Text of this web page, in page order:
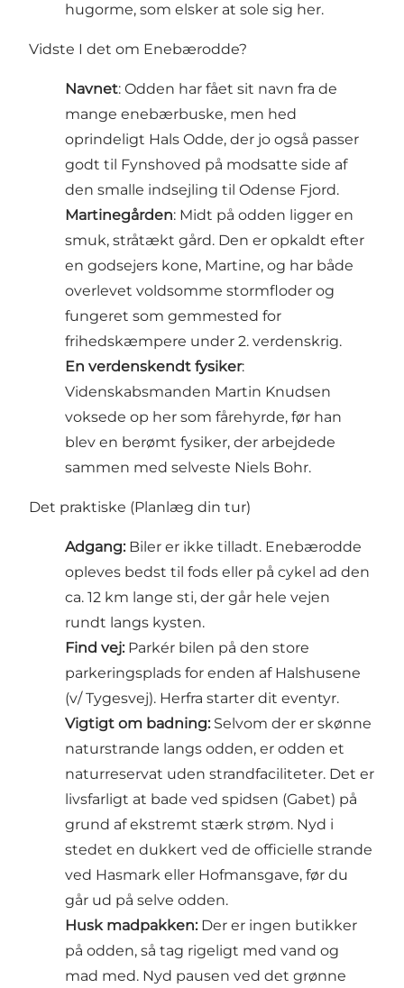
hugorme, som elsker at sole sig her.
Vidste I det om Enebærodde?
Navnet: Odden har fået sit navn fra de
mange enebærbuske, men hed
oprindeligt Hals Odde, der jo også passer
godt til Fynshoved på modsatte side af
den smalle indsejling til Odense Fjord.
Martinegården: Midt på odden ligger en
smuk, stråtækt gård. Den er opkaldt efter
en godsejers kone, Martine, og har både
overlevet voldsomme stormfloder og
fungeret som gemmested for
frihedskæmpere under 2. verdenskrig.
En verdenskendt fysiker:
Videnskabsmanden Martin Knudsen
voksede op her som fårehyrde, før han
blev en berømt fysiker, der arbejdede
sammen med selveste Niels Bohr.
Det praktiske (Planlæg din tur)
Adgang: Biler er ikke tilladt. Enebærodde
opleves bedst til fods eller på cykel ad den
ca. 12 km lange sti, der går hele vejen
rundt langs kysten.
Find vej: Parkér bilen på den store
parkeringsplads for enden af Halshusene
(v/ Tygesvej). Herfra starter dit eventyr.
Vigtigt om badning: Selvom der er skønne
naturstrande langs odden, er odden et
naturreservat uden strandfaciliteter. Det er
livsfarligt at bade ved spidsen (Gabet) på
grund af ekstremt stærk strøm. Nyd i
stedet en dukkert ved de officielle strande
ved Hasmark eller Hofmansgave, før du
går ud på selve odden.
Husk madpakken: Der er ingen butikker
på odden, så tag rigeligt med vand og
mad med. Nyd pausen ved det grønne